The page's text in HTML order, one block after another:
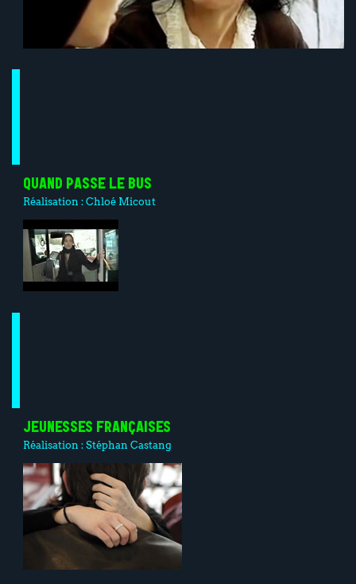
QUAND PASSE LE BUS
Réalisation :Chloé Micout
JEUNESSES FRANÇAISES
Réalisation :Stéphan Castang